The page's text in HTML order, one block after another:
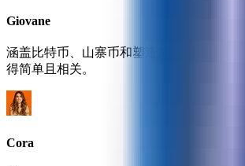
Giovane
涵盖比特币、山寨币和塑造加密未来的力
得简单且相关。
Cora